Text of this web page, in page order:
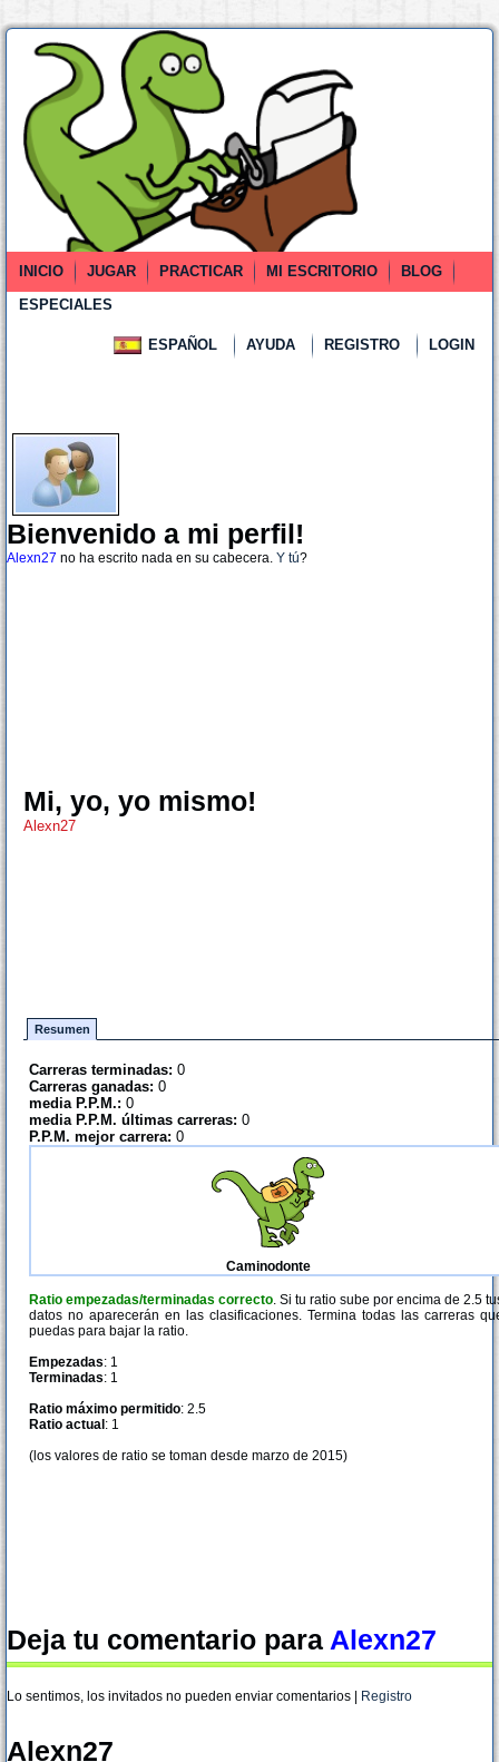
INICIO JUGAR PRACTICAR MI ESCRITORIO
BLOG
ESPECIALES
ESPAÑOL AYUDA REGISTRO LOGIN
Bienvenido a mi perfil!
Alexn27 no ha escrito nada en su cabecera. Y tú?
Mi, yo, yo mismo!
Alexn27
Resumen
Carreras terminadas: 0
Carreras ganadas: 0
media P.P.M.: 0
media P.P.M. últimas carreras: 0
P.P.M. mejor carrera: 0
Caminodonte
Ratio empezadas/terminadas correcto. Si tu ratio sube por encima de 2.5
datos no aparecerán en las clasificaciones. Termina todas las carreras
puedas para bajar la ratio.
Empezadas: 1
Terminadas: 1
Ratio máximo permitido: 2.5
Ratio actual : 1
(los valores de ratio se toman desde marzo de 2015)
Deja tu comentario para Alexn27
Lo sentimos, los invitados no pueden enviar comentarios | Registro
Alexn27